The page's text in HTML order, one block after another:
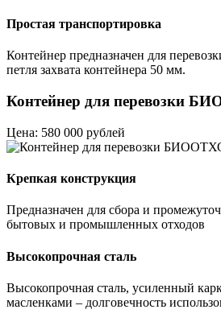
Простая транспортировка
Контейнер предназначен для
петля захвата контейнера 50 мм.
Контейнер для перевозки
Цена: 580 000 рублей
Крепкая конструкция
Предназначен для сбора и
бытовых и промышленных отходов
Высокопрочная сталь
Высокопрочная сталь, усиленный
масленками – долговечность